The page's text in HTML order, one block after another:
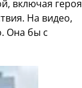
включая героя
На видео,
Она бы с